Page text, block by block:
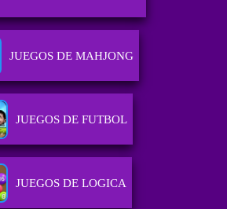
JUEGOS DE MAHJONG
JUEGOS DE FUTBOL
JUEGOS DE LOGICA